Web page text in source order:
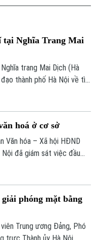
tại Nghĩa Trang Mai
trang Mai Dịch (Hà
thành phố Hà Nội về tìm
mẫu hài cốt liệt sĩ chưa
thông tin để phục vụ giám
hoá ở cơ sở
Văn hóa – Xã hội HĐND
Nội đã giám sát việc đầu
phóng mặt bằng
Trung ương Đảng, Phó